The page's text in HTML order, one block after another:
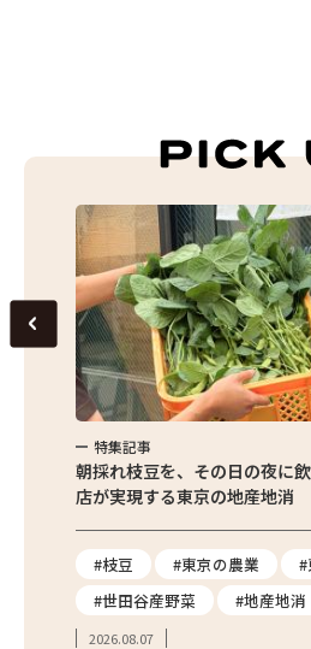
特集記事
朝採れ枝豆を、その日の夜に
店が実現する東京の地産地消
#枝豆 #東京の農業
#世田谷産野菜
#地産地消
2026.08.07